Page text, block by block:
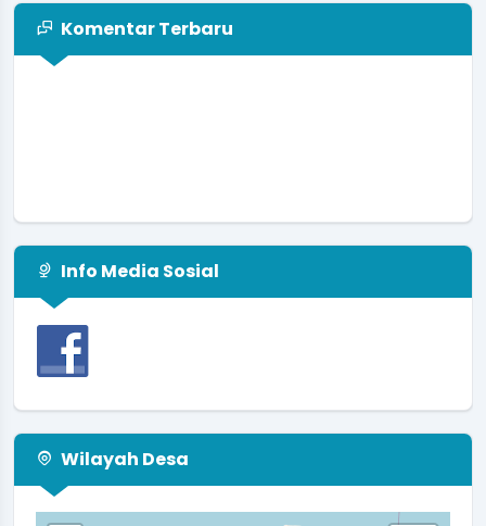
Komentar Terbaru
Info Media Sosial
Wilayah Desa